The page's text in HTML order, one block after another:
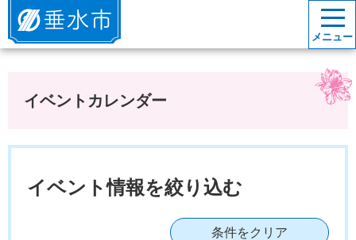
垂水市
メニュー
イベントカレンダー
イベント情報を絞り込む
条件をクリア